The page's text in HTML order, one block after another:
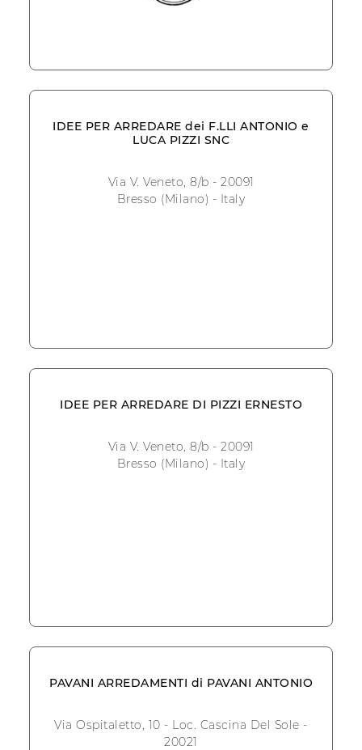
IDEE PER ARREDARE dei F.LLI ANTONIO e
LUCA PIZZI SNC
Via V. Veneto, 8/b - 20091
Bresso (Milano) - Italy
IDEE PER ARREDARE DI PIZZI ERNESTO
Via V. Veneto, 8/b - 20091
Bresso (Milano) - Italy
PAVANI ARREDAMENTI di PAVANI ANTONIO
Via Ospitaletto, 10 - Loc. Cascina Del Sole -
20021